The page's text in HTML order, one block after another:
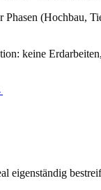
(Hochbau,
keine
eigenständig